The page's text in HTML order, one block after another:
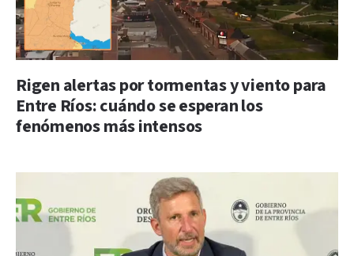
Rigen alertas por tormentas y viento para
Entre Ríos: cuándo se esperan los
fenómenos más intensos